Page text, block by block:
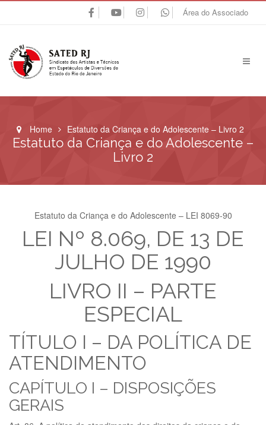
Área do Associado
Home Estatuto da Criança e do Adolescente – Livro 2
Estatuto da Criança e do Adolescente –
Livro 2
Estatuto da Criança e do Adolescente – LEI 8069-90
LEI Nº 8.069, DE 13 DE
JULHO DE 1990
LIVRO II – PARTE
ESPECIAL
TÍTULO I – DA POLÍTICA DE
ATENDIMENTO
CAPÍTULO I – DISPOSIÇÕES
GERAIS